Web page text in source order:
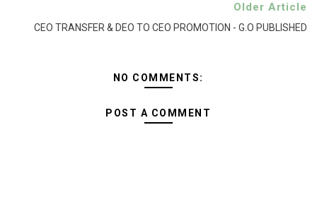
Older Article
CEO TRANSFER & DEO TO CEO PROMOTION - G.O PUBLISHED
NO COMMENTS:
POST A COMMENT